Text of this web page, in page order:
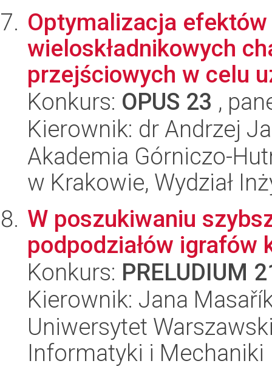
Optymalizacja
wieloskładnikowych
przejściowych w celu
Konkurs: OPUS 23 ,
Kierownik: dr Andrzej
Akademia Górniczo-
w Krakowie, Wydział
W poszukiwaniu
podpodziałów igrafów
Konkurs: PRELUDIUM
Kierownik: Jana
Uniwersytet
Informatyki i Mechaniki